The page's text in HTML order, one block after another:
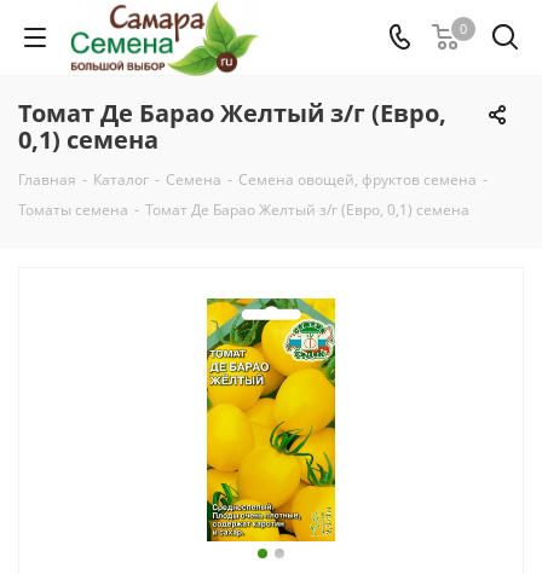
0
Томат Де Барао Желтый з/г (Евро,
0,1) семена
Главная - Каталог - Семена - Семена овощей, фруктов семена -
Томаты семена - Томат Де Барао Желтый з/г (Евро, 0,1) семена